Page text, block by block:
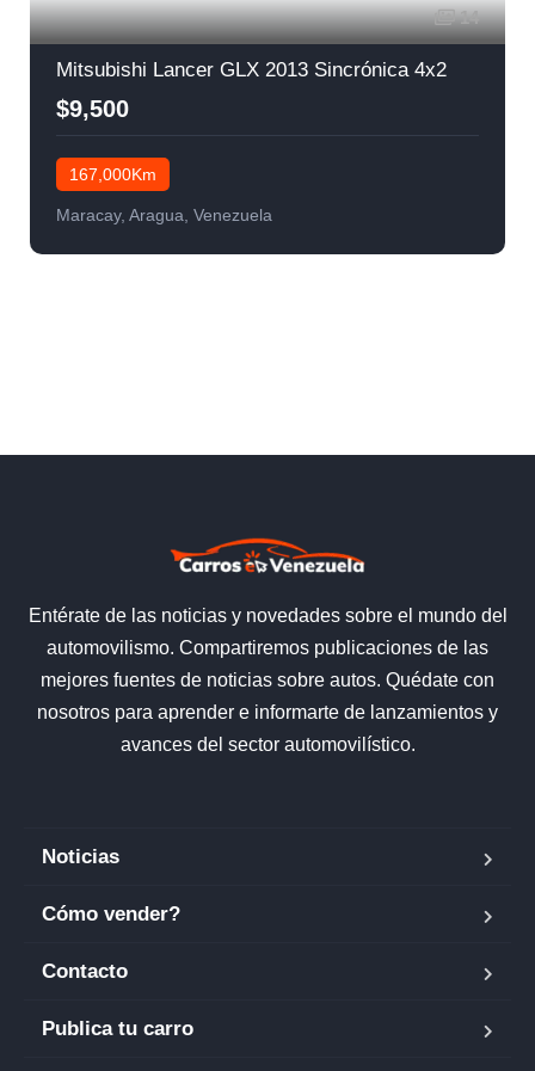
14
Mitsubishi Lancer GLX 2013 Sincrónica 4x2
$9,500
167,000Km
Maracay, Aragua, Venezuela
Entérate de las noticias y novedades sobre el mundo del
automovilismo. Compartiremos publicaciones de las
mejores fuentes de noticias sobre autos. Quédate con
nosotros para aprender e informarte de lanzamientos y
avances del sector automovilístico.
Noticias
Cómo vender?
Contacto
Publica tu carro